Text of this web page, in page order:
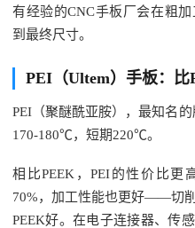
有经验的CNC手板厂会在粗
到最终尺寸。
PEI（Ultem）手板：
PEI（聚醚酰亚胺），最知名
170-180℃，短期220℃。
相比PEEK，PEI的性价比更
70%，加工性能也更好——切
PEEK好。在电子连接器、传